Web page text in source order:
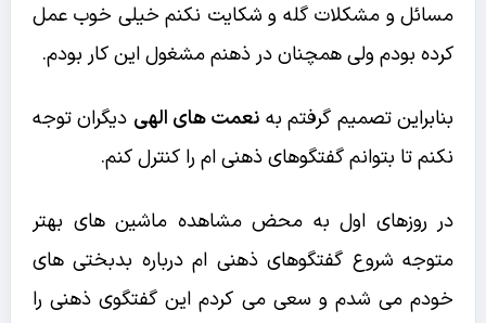
مسائل و مشکلات گله و شکایت نکنم خیلی خوب عمل
کرده بودم ولی همچنان در ذهنم مشغول این کار بودم.
بنابراین تصمیم گرفتم به نعمت های الهی دیگران توجه
نکنم تا بتوانم گفتگوهای ذهنی ام را کنترل کنم.
در روزهای اول به محض مشاهده ماشین های بهتر
متوجه شروع گفتگوهای ذهنی ام درباره بدبختی های
خودم می شدم و سعی می کردم این گفتگوی ذهنی را